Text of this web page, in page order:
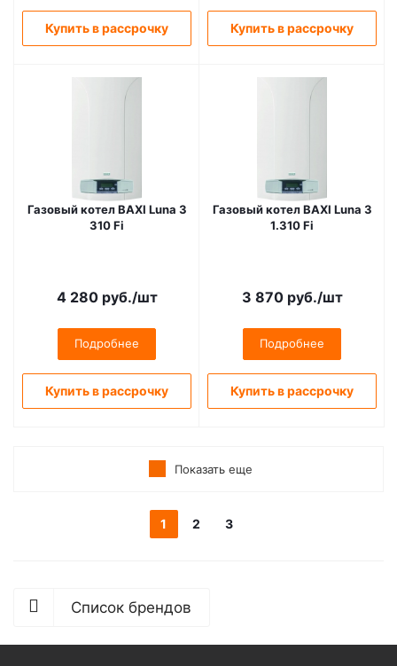
Купить в рассрочку Купить в рассрочку
Газовый котел BAXI Luna 3
310 Fi
4 280руб./шт
Подробнее
Купить в рассрочку
Газовый котел BAXI Luna 3
1.310 Fi
3 870руб./шт
Подробнее
Купить в рассрочку
Показать еще
1 2 3
Список брендов